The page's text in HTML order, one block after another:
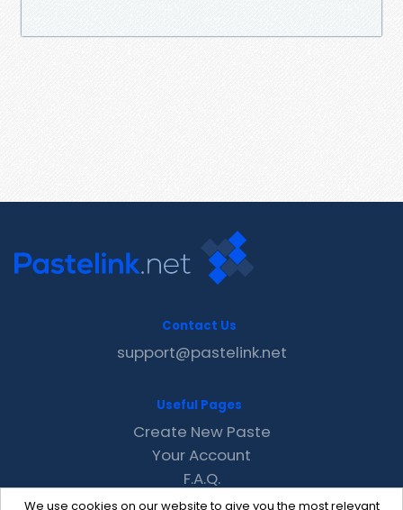
We use cookies on our website to give you the most relevant
Contact Us
support@pastelink.net
Useful Pages
Create New Paste
Your Account
F.A.Q.
Recent